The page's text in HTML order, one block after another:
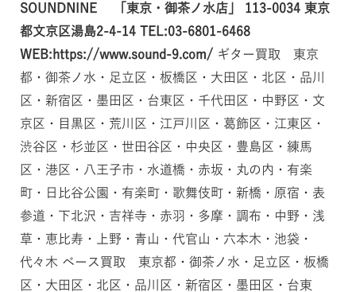
SOUNDNINE 「東京・御茶ノ水店」
113-0034 東京
都文京区湯島2-4-14 TEL:03-6801-6468
WEB:https://www.sound-9.com/ ギター買取 東京
都・御茶ノ水・足立区・板橋区・大田区・北区・品川
区・新宿区・墨田区・台東区・千代田区・中野区・文
京区・目黒区・荒川区・江戸川区・葛飾区・江東区・
渋谷区・杉並区・世田谷区・中央区・豊島区・練馬
区・港区・八王子市・水道橋・赤坂・丸の内・有楽
町・日比谷公園・有楽町・歌舞伎町・新橋・原宿・表
参道・下北沢・吉祥寺・赤羽・多摩・調布・中野・浅
草・恵比寿・上野・青山・代官山・六本木・池袋・
代々木 ベース買取 東京都・御茶ノ水・足立区・板橋
区・大田区・北区・品川区・新宿区・墨田区・台東